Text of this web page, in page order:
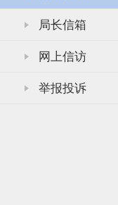
局长信箱
网上信访
举报投诉